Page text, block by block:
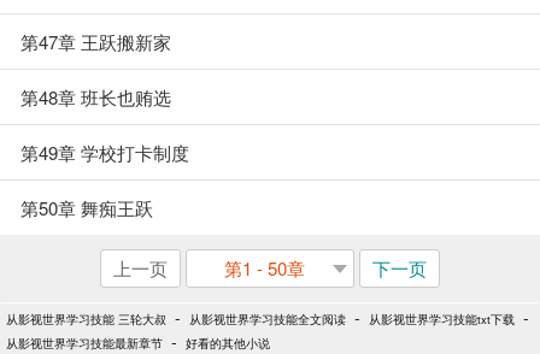
第47章 王跃搬新家
第48章 班长也贿选
第49章 学校打卡制度
第50章 舞痴王跃
上一页 第1 - 50章 下一页
从影视世界学习技能 三轮大叔 - 从影视世界学习技能全文阅读 - 从影视世界学习技能txt下载 -
从影视世界学习技能最新章节 - 好看的其他小说